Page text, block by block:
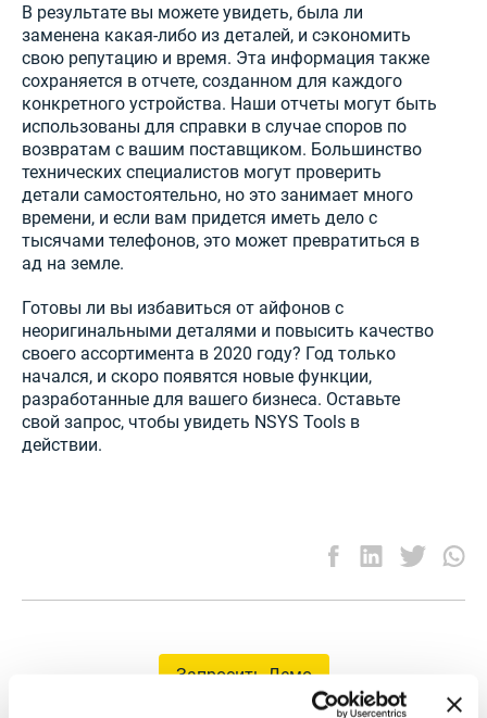
В результате вы можете увидеть, была ли
заменена какая-либо из деталей, и сэкономить
свою репутацию и время. Эта информация также
сохраняется в отчете, созданном для каждого
конкретного устройства. Наши отчеты могут быть
использованы для справки в случае споров по
возвратам с вашим поставщиком. Большинство
технических специалистов могут проверить
детали самостоятельно, но это занимает много
времени, и если вам придется иметь дело с
тысячами телефонов, это может превратиться в
ад на земле.
Готовы ли вы избавиться от айфонов с
неоригинальными деталями и повысить качество
своего ассортимента в 2020 году? Год только
начался, и скоро появятся новые функции,
разработанные для вашего бизнеса. Оставьте
свой запрос, чтобы увидеть NSYS Tools в
действии.
Запросить Демо